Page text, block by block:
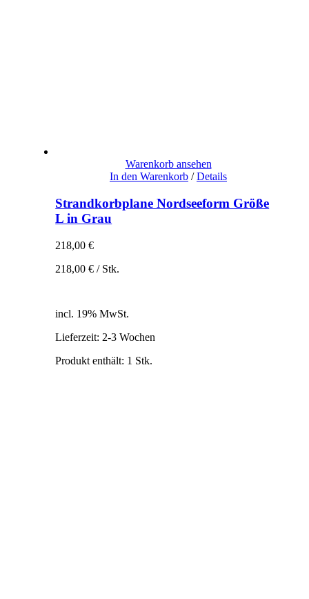
Warenkorb ansehen
In den Warenkorb / Details
Strandkorbplane Nordseeform Größe
L in Grau
218,00€
218,00€ / Stk.
incl. 19% MwSt.
Lieferzeit: 2-3 Wochen
Produkt enthält: 1 Stk.